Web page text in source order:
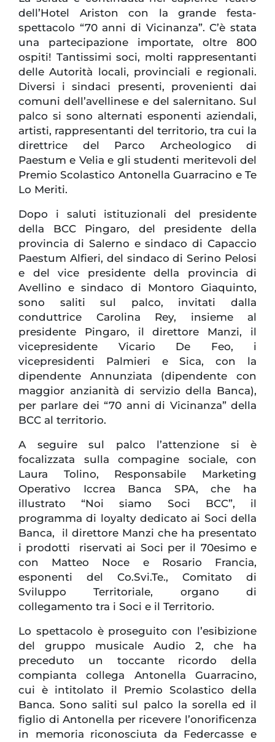
dell’Hotel Ariston con la grande festa-
spettacolo “70 anni di Vicinanza”. C’è stata
una partecipazione importate, oltre 800
ospiti! Tantissimi soci, molti rappresentanti
delle Autorità locali, provinciali e regionali.
Diversi i sindaci presenti, provenienti dai
comuni dell’avellinese e del salernitano. Sul
palco si sono alternati esponenti aziendali,
artisti, rappresentanti del territorio, tra cui la
direttrice del Parco Archeologico di
Paestum e Velia e gli studenti meritevoli del
Premio Scolastico Antonella Guarracino e Te
Lo Meriti.
Dopo i saluti istituzionali del presidente
della BCC Pingaro, del presidente della
provincia di Salerno e sindaco di Capaccio
Paestum Alfieri, del sindaco di Serino Pelosi
e del vice presidente della provincia di
Avellino e sindaco di Montoro Giaquinto,
sono saliti sul palco, invitati dalla
conduttrice Carolina Rey, insieme al
presidente Pingaro, il direttore Manzi, il
vicepresidente Vicario De Feo, i
vicepresidenti Palmieri e Sica, con la
dipendente Annunziata (dipendente con
maggior anzianità di servizio della Banca),
per parlare dei “70 anni di Vicinanza” della
BCC al territorio.
A seguire sul palco l’attenzione si è
focalizzata sulla compagine sociale, con
Laura Tolino, Responsabile Marketing
Operativo Iccrea Banca SPA, che ha
illustrato “Noi siamo Soci BCC”, il
programma di loyalty dedicato ai Soci della
Banca, il direttore Manzi che ha presentato
i prodotti riservati ai Soci per il 70esimo e
con Matteo Noce e Rosario Francia,
esponenti del Co.Svi.Te., Comitato di
Sviluppo Territoriale, organo di
collegamento tra i Soci e il Territorio.
Lo spettacolo è proseguito con l’esibizione
del gruppo musicale Audio 2, che ha
preceduto un toccante ricordo della
compianta collega Antonella Guarracino,
cui è intitolato il Premio Scolastico della
Banca. Sono saliti sul palco la sorella ed il
figlio di Antonella per ricevere l’onorificenza
in memoria riconosciuta da Federcasse e